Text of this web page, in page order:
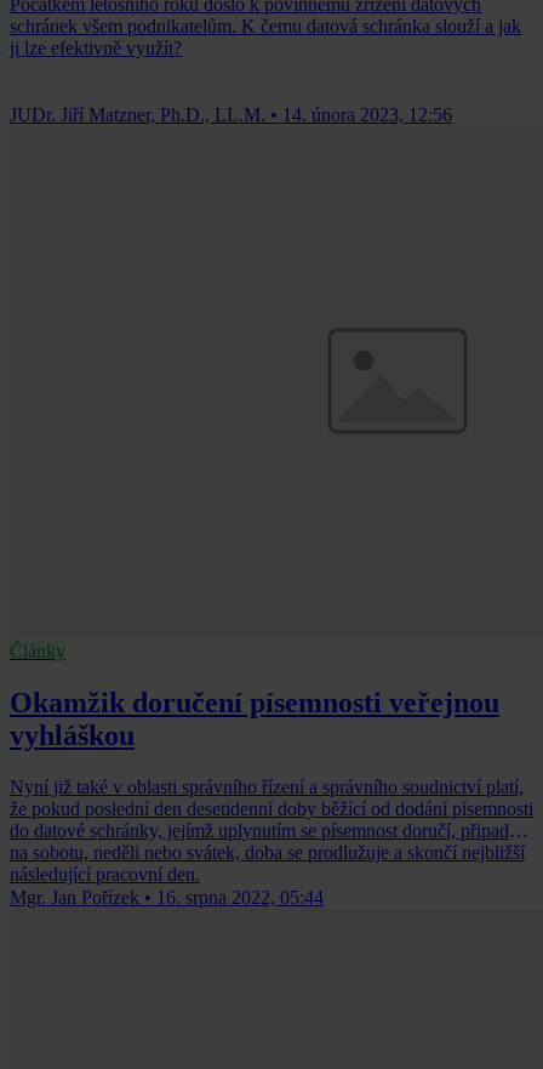
Počátkem letošního roku došlo k povinnému zřízení datových
schránek všem podnikatelům. K čemu datová schránka slouží a jak
ji lze efektivně využít?
JUDr. Jiří Matzner, Ph.D., LL.M. • 14. února 2023, 12:56
Články
Okamžik doručení písemnosti veřejnou
vyhláškou
Nyní již také v oblasti správního řízení a správního soudnictví platí,
že pokud poslední den desetidenní doby běžící od dodání písemnosti
do datové schránky, jejímž uplynutím se písemnost doručí, připadne
na sobotu, neděli nebo svátek, doba se prodlužuje a skončí nejbližší
následující pracovní den.
Mgr. Jan Pořízek • 16. srpna 2022, 05:44